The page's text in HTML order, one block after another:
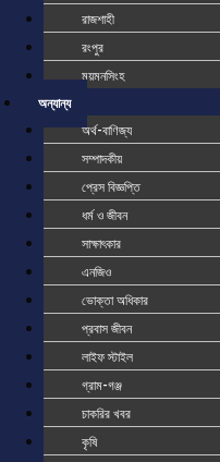
রাজশাহী
রংপুর
ময়মনসিংহ
অন্যান্য
অর্থ-বাণিজ্য
সম্পাদকীয়
প্রেস বিজ্ঞপ্তি
ধর্ম ও জীবন
সাক্ষাৎকার
এনজিও
ভোক্তা অধিকার
প্রবাস জীবন
লাইফ স্টাইল
গ্রাম-গঞ্জ
চাকরির খবর
কৃষি